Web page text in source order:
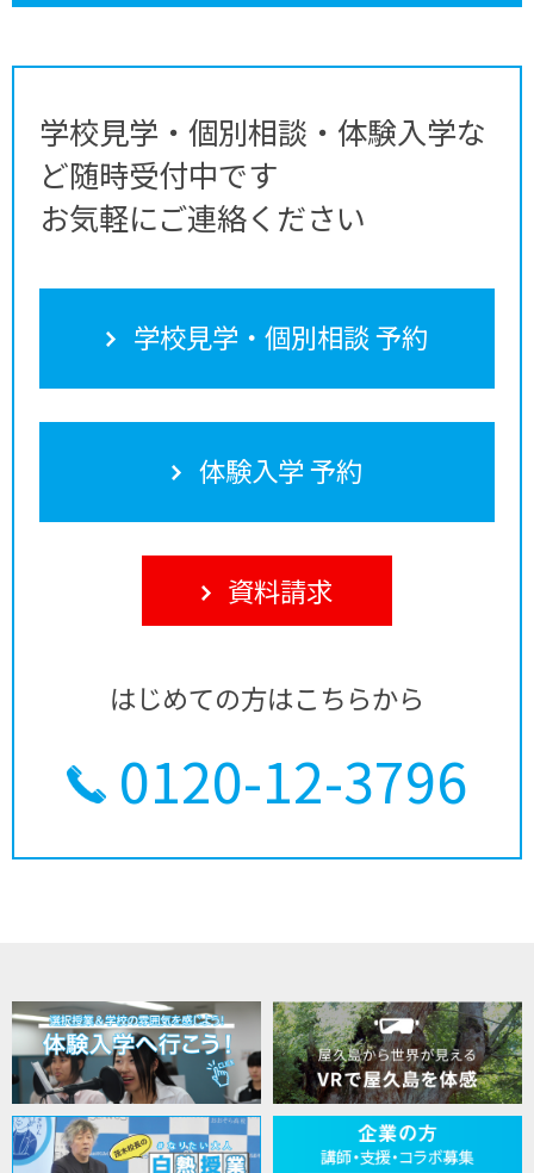
学校見学・個別相談・体験入学な
ど随時受付中です
お気軽にご連絡ください
学校見学・個別相談 予約
体験入学 予約
資料請求
はじめての方はこちらから
0120-12-3796